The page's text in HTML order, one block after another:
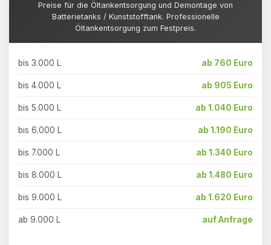
Preise für die Öltankentsorgung und Demontage von
Batterietanks / Kunststofftank. Professionelle
Öltankentsorgung zum Festpreis.
bis 3.000 L ab 760 Euro
bis 4.000 L ab 905 Euro
bis 5.000 L ab 1.040 Euro
bis 6.000 L ab 1.190 Euro
bis 7.000 L ab 1.340 Euro
bis 8.000 L ab 1.480 Euro
bis 9.000 L ab 1.620 Euro
ab 9.000 L auf Anfrage